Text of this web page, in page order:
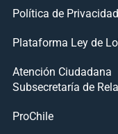
Política de Privacidad
Plataforma Ley de
Atención Ciudadana
Subsecretaría de
ProChile